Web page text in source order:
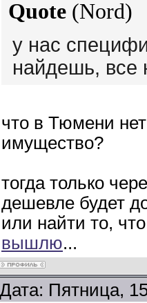
Quote (Nord)
у нас
найдешь, все
что в Тюмени
имущество?
тогда только
дешевле будет
или найти то,
вышлю...
Дата: Пятница,